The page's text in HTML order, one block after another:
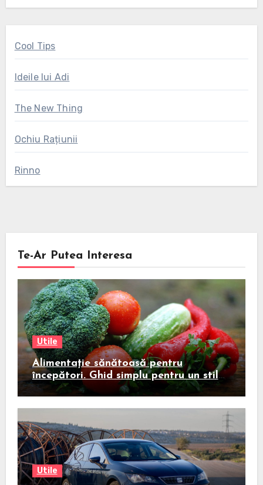
Cool Tips
Ideile lui Adi
The New Thing
Ochiu Rațiunii
Rinno
Te-Ar Putea Interesa
Utile
Alimentație sănătoasă pentru
începători. Ghid simplu pentru un stil
de viață echilibrat
Utile